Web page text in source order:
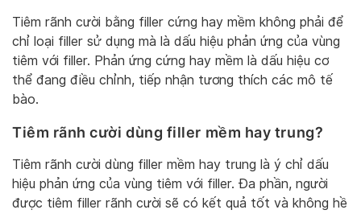
Tiêm rãnh cười bằng filler cứng hay mềm không phải để
chỉ loại filler sử dụng mà là dấu hiệu phản ứng của vùng
tiêm với filler. Phản ứng cứng hay mềm là dấu hiệu cơ
thể đang điều chỉnh, tiếp nhận tương thích các mô tế
bào.
Tiêm rãnh cười dùng filler mềm hay trung?
Tiêm rãnh cười dùng filler mềm hay trung là ý chỉ dấu
hiệu phản ứng của vùng tiêm với filler. Đa phần, người
được tiêm filler rãnh cười sẽ có kết quả tốt và không hề